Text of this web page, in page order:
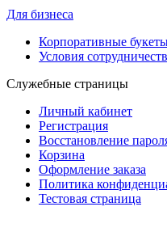
Для бизнеса
Корпоративные
Условия
Служебные страницы
Личный кабинет
Регистрация
Восстановление
Корзина
Оформление заказа
Политика
Тестовая страница